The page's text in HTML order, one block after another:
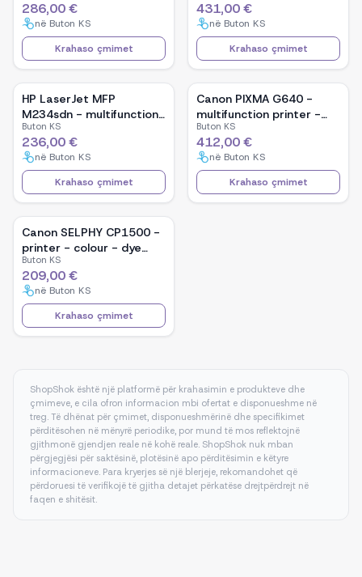
286,00 €
në Buton KS
Krahaso çmimet
431,00 €
në Buton KS
Krahaso çmimet
HP LaserJet MFP
M234sdn - multifunction
printer - B/W
Buton KS
236,00 €
në Buton KS
Krahaso çmimet
Canon PIXMA G640 -
multifunction printer -
colour
Buton KS
412,00 €
në Buton KS
Krahaso çmimet
Canon SELPHY CP1500 -
printer - colour - dye
sublimation
Buton KS
209,00 €
në Buton KS
Krahaso çmimet
ShopShok është një platformë për krahasimin e produkteve dhe
çmimeve, e cila ofron informacion mbi ofertat e disponueshme në
treg. Të dhënat për çmimet, disponueshmërinë dhe specifikimet
përditësohen në mënyrë periodike, por mund të mos reflektojnë
gjithmonë gjendjen reale në kohë reale. ShopShok nuk mban
përgjegjësi për saktësinë, plotësinë apo përditësimin e këtyre
informacioneve. Para kryerjes së një blerjeje, rekomandohet që
përdoruesi të verifikojë të gjitha detajet përkatëse drejtpërdrejt në
faqen e shitësit.